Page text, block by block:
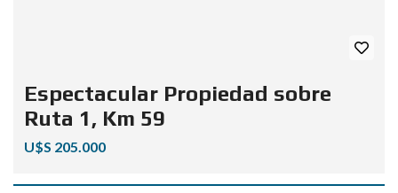
Espectacular Propiedad sobre
Ruta 1, Km 59
U$S 205.000